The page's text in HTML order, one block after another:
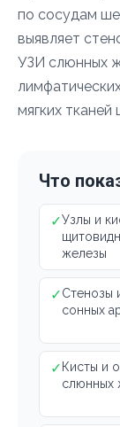
по сосудам
выявляет
УЗИ слюнных
мягких тканей
Что
✓Узлы и
железы
✓Стенозы
сонных
✓ Кисты и
слюнных